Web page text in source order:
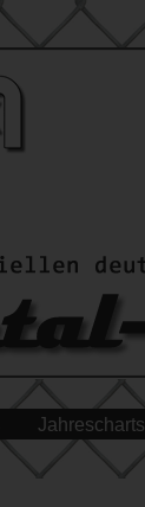
Jahrescharts